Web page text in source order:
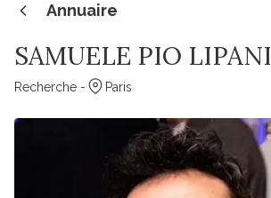
Annuaire
SAMUELE PIO LIPANI
Recherche - Paris